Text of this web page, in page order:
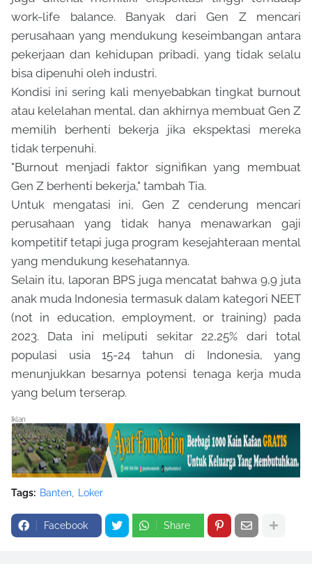
work-life balance. Banyak dari Gen Z mencari
perusahaan yang mendukung keseimbangan antara
pekerjaan dan kehidupan pribadi, yang tidak selalu
bisa dipenuhi oleh industri.
Kondisi ini sering kali menyebabkan tingkat burnout
atau kelelahan mental, dan akhirnya membuat Gen Z
memilih berhenti bekerja jika ekspektasi mereka
tidak terpenuhi.
"Burnout menjadi faktor signifikan yang membuat
Gen Z berhenti bekerja," tambah Tia.
Untuk mengatasi ini, Gen Z cenderung mencari
perusahaan yang tidak hanya menawarkan gaji
kompetitif tetapi juga program kesejahteraan mental
yang mendukung kesehatannya.
Selain itu, laporan BPS juga mencatat bahwa 9,9 juta
anak muda Indonesia termasuk dalam kategori NEET
(not in education, employment, or training) pada
2023. Data ini meliputi sekitar 22,25% dari total
populasi usia 15-24 tahun di Indonesia, yang
menunjukkan besarnya potensi tenaga kerja muda
yang belum terserap.
Iklan
Tags: Banten Loker
Facebook Share